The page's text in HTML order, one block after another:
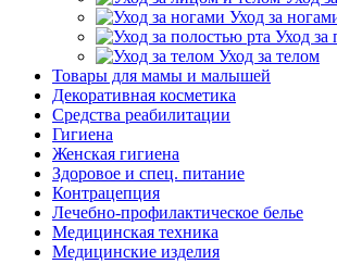
Уход за
Уход за
Уход за телом
Товары для мамы и малышей
Декоративная косметика
Средства реабилитации
Гигиена
Женская гигиена
Здоровое и спец. питание
Контрацепция
Лечебно-профилактическое белье
Медицинская техника
Медицинские изделия